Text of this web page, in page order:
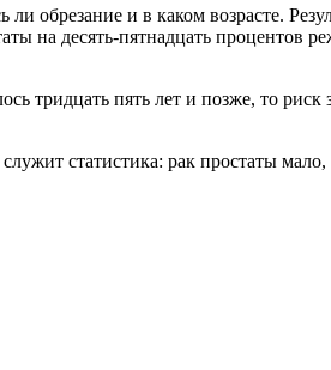
обрезание и в каком возрасте.
на десять-пятнадцать процентов
тридцать пять лет и позже, то риск
статистика: рак простаты мало,